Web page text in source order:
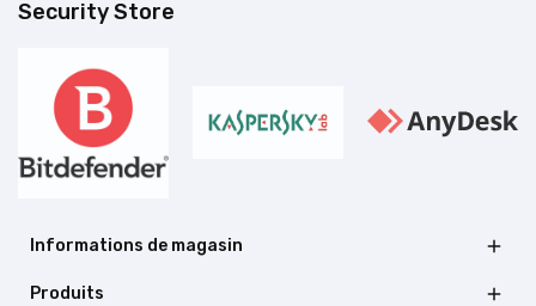
Security Store
Informations de magasin 
Produits 